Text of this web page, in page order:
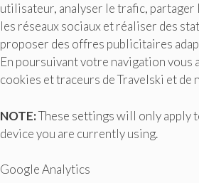
utilisateur, analyser le trafic, partager
les réseaux sociaux et réaliser des
proposer des offres publicitaires
En poursuivant votre navigation vous
cookies et traceurs de Travelski et de
NOTE:These settings will only apply
device you are currently using.
Google Analytics